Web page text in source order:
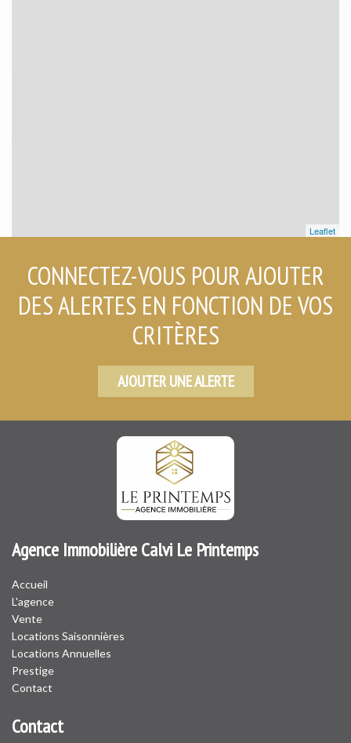
Leaflet
CONNECTEZ-VOUS POUR AJOUTER
DES ALERTES EN FONCTION DE VOS
CRITÈRES
AJOUTER UNE ALERTE
Agence Immobilière Calvi Le Printemps
Accueil
L'agence
Vente
Locations Saisonnières
Locations Annuelles
Prestige
Contact
Contact